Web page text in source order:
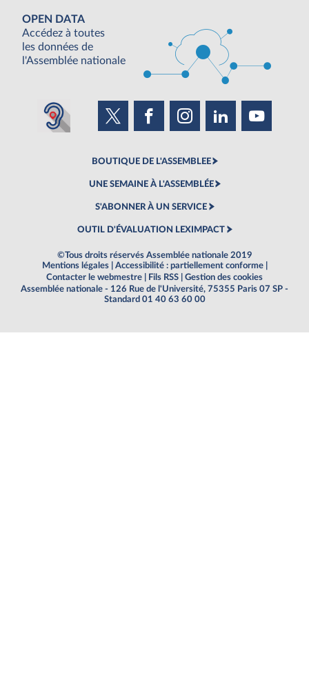
OPEN DATA
Accédez à toutes
les données de
l'Assemblée nationale
BOUTIQUE DE L'ASSEMBLEE
UNE SEMAINE À L'ASSEMBLÉE
S'ABONNER À UN SERVICE
OUTIL D'ÉVALUATION LEXIMPACT
©Tous droits réservés Assemblée nationale 2019
Mentions légales
Accessibilité : partiellement conforme
Contacter le webmestre
Fils RSS
Gestion des cookies
Assemblée nationale - 126 Rue de l'Université, 75355 Paris 07 SP -
Standard 01 40 63 60 00